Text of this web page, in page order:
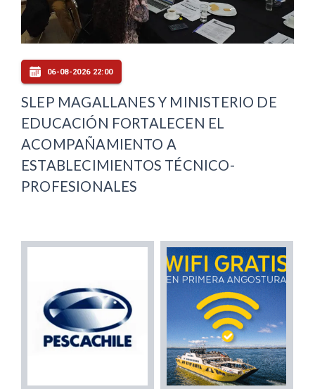
06-08-2026 22:00
SLEP MAGALLANES Y MINISTERIO DE
EDUCACIÓN FORTALECEN EL
ACOMPAÑAMIENTO A
ESTABLECIMIENTOS TÉCNICO-
PROFESIONALES